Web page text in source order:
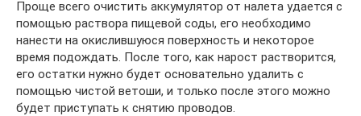
Проще всего очистить аккумулятор от налета удается с
помощью раствора пищевой соды, его необходимо
нанести на окислившуюся поверхность и некоторое
время подождать. После того, как нарост растворится,
его остатки нужно будет основательно удалить с
помощью чистой ветоши, и только после этого можно
будет приступать к снятию проводов.